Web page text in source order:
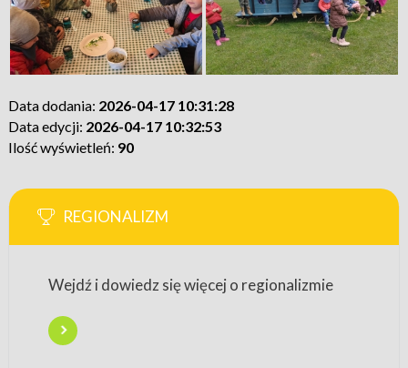
Data dodania: 2026-04-17 10:31:28
Data edycji: 2026-04-17 10:32:53
Ilość wyświetleń: 90
REGIONALIZM
Wejdź i dowiedz się więcej o regionalizmie